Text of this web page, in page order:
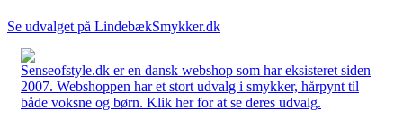
Se udvalget på LindebækSmykker.dk
Senseofstyle.dk er en dansk webshop som har eksisteret siden
2007. Webshoppen har et stort udvalg i smykker, hårpynt til
både voksne og børn. Klik her for at se deres udvalg.